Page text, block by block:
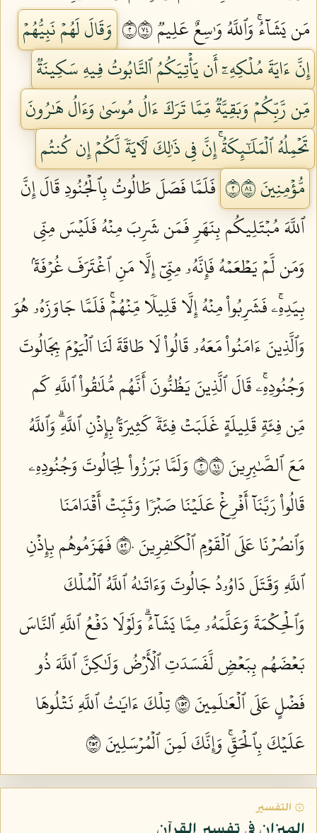
مَن يَشَآءُۚ وَٱللَّهُ وَٰسِعٌ عَلِيمٞ ٢٤٧
وَقَالَ لَهُمۡ نَبِيُّهُمۡ
إِنَّ ءَايَةَ مُلۡكِهِۦٓ أَن يَأۡتِيَكُمُ ٱلتَّابُوتُ فِيهِ سَكِينَةٞ
مِّن رَّبِّكُمۡ وَبَقِيَّةٞ مِّمَّا تَرَكَ ءَالُ مُوسَىٰ وَءَالُ هَٰرُونَ
تَحۡمِلُهُ ٱلۡمَلَٰٓئِكَةُۚ إِنَّ فِي ذَٰلِكَ لَأٓيَةٗ لَّكُمۡ إِن كُنتُم
مُّؤۡمِنِينَ ٢٤٨
فَلَمَّا فَصَلَ طَالُوتُ بِٱلۡجُنُودِ قَالَ إِنَّ
ٱللَّهَ مُبۡتَلِيكُم بِنَهَرٖ فَمَن شَرِبَ مِنۡهُ فَلَيۡسَ مِنِّي
وَمَن لَّمۡ يَطۡعَمۡهُ فَإِنَّهُۥ مِنِّيٓ إِلَّا مَنِ ٱغۡتَرَفَ غُرۡفَةَۢ
بِيَدِهِۦۚ فَشَرِبُواْ مِنۡهُ إِلَّا قَلِيلٗا مِّنۡهُمۡۚ فَلَمَّا جَاوَزَهُۥ هُوَ
وَٱلَّذِينَ ءَامَنُواْ مَعَهُۥ قَالُواْ لَا طَاقَةَ لَنَا ٱلۡيَوۡمَ بِجَالُوتَ
وَجُنُودِهِۦۚ قَالَ ٱلَّذِينَ يَظُنُّونَ أَنَّهُم مُّلَٰقُواْ ٱللَّهِ كَم
مِّن فِئَةٖ قَلِيلَةٍ غَلَبَتۡ فِئَةٗ كَثِيرَةَۢ بِإِذۡنِ ٱللَّهِۗ وَٱللَّهُ
مَعَ ٱلصَّٰبِرِينَ ٢٤٩
وَلَمَّا بَرَزُواْ لِجَالُوتَ وَجُنُودِهِۦ
قَالُواْ رَبَّنَآ أَفۡرِغۡ عَلَيۡنَا صَبۡرٗا وَثَبِّتۡ أَقۡدَامَنَا
وَٱنصُرۡنَا عَلَى ٱلۡقَوۡمِ ٱلۡكَٰفِرِينَ ٢٥٠
فَهَزَمُوهُم بِإِذۡنِ
ٱللَّهِ وَقَتَلَ دَاوُۥدُ جَالُوتَ وَءَاتَىٰهُ ٱللَّهُ ٱلۡمُلۡكَ
وَٱلۡحِكۡمَةَ وَعَلَّمَهُۥ مِمَّا يَشَآءُۗ وَلَوۡلَا دَفۡعُ ٱللَّهِ ٱلنَّاسَ
بَعۡضَهُم بِبَعۡضٖ لَّفَسَدَتِ ٱلۡأَرۡضُ وَلَٰكِنَّ ٱللَّهَ ذُو
فَضۡلٍ عَلَى ٱلۡعَٰلَمِينَ ٢٥١
تِلۡكَ ءَايَٰتُ ٱللَّهِ نَتۡلُوهَا
عَلَيۡكَ بِٱلۡحَقِّۚ وَإِنَّكَ لَمِنَ ٱلۡمُرۡسَلِينَ ٢٥٢
۞ التفسير